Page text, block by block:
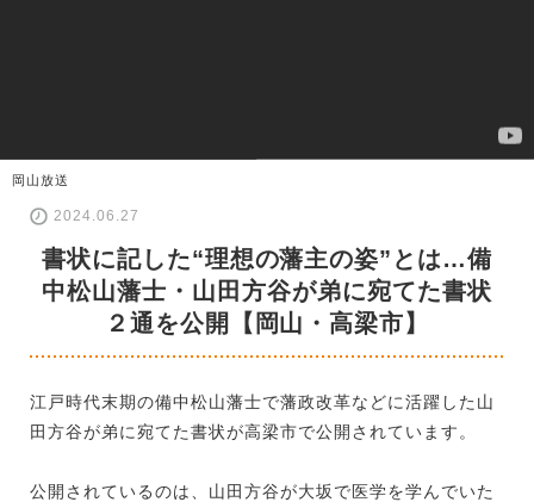
岡山放送
2024.06.27
書状に記した“理想の藩主の姿”とは…備
中松山藩士・山田方谷が弟に宛てた書状
２通を公開【岡山・高梁市】
江戸時代末期の備中松山藩士で藩政改革などに活躍した山
田方谷が弟に宛てた書状が高梁市で公開されています。
公開されているのは、山田方谷が大坂で医学を学んでいた